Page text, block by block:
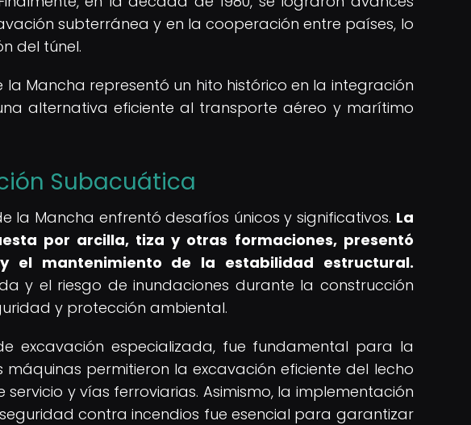
subterránea y en la cooperación entre países, lo
del túnel.
la Mancha representó un hito histórico en la integración
alternativa eficiente al transporte aéreo y marítimo
Subacuática
la Mancha enfrentó desafíos únicos y significativos. La
por arcilla, tiza y otras formaciones, presentó
el mantenimiento de la estabilidad estructural.
y el riesgo de inundaciones durante la construcción
y protección ambiental.
excavación especializada, fue fundamental para la
máquinas permitieron la excavación eficiente del lecho
y vías ferroviarias. Asimismo, la implementación
contra incendios fue esencial para garantizar